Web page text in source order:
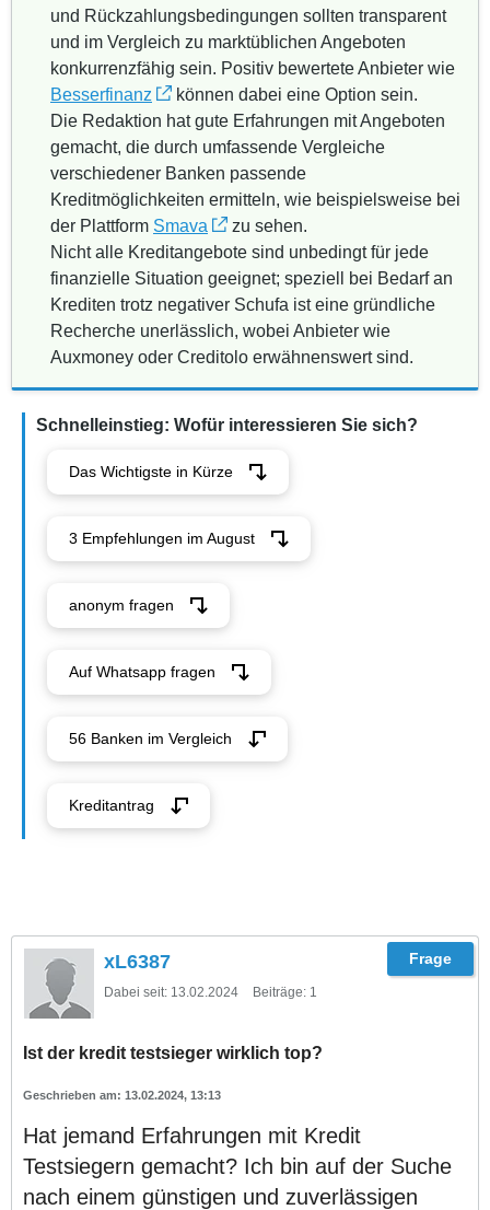
und Rückzahlungsbedingungen sollten transparent
und im Vergleich zu marktüblichen Angeboten
konkurrenzfähig sein. Positiv bewertete Anbieter wie
Besserfinanz
können dabei eine Option sein.
Die Redaktion hat gute Erfahrungen mit Angeboten
gemacht, die durch umfassende Vergleiche
verschiedener Banken passende
Kreditmöglichkeiten ermitteln, wie beispielsweise bei
der Plattform Smava
zu sehen.
Nicht alle Kreditangebote sind unbedingt für jede
finanzielle Situation geeignet; speziell bei Bedarf an
Krediten trotz negativer Schufa ist eine gründliche
Recherche unerlässlich, wobei Anbieter wie
Auxmoney oder Creditolo erwähnenswert sind.
Schnelleinstieg: Wofür interessieren Sie sich?
Das Wichtigste in Kürze
3 Empfehlungen im August
anonym fragen
Auf Whatsapp fragen
56 Banken im Vergleich
Kreditantrag
xL6387
Dabei seit: 13.02.2024 Beiträge: 1
Ist der kredit testsieger wirklich top?
13.02.2024, 13:13
Hat jemand Erfahrungen mit Kredit
Testsiegern gemacht? Ich bin auf der Suche
nach einem günstigen und zuverlässigen